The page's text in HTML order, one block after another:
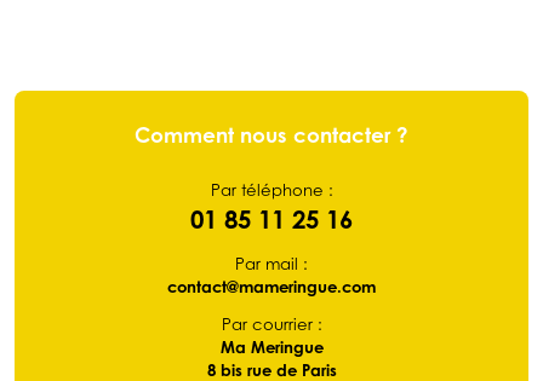
Comment nous contacter ?
Par téléphone :
01 85 11 25 16
Par mail :
contact@mameringue.com
Par courrier :
Ma Meringue
8 bis rue de Paris